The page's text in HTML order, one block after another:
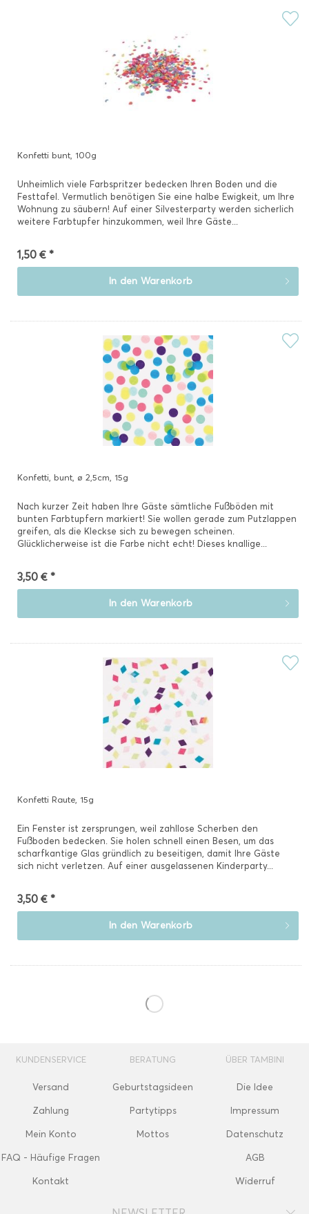
Konfetti bunt, 100g
Unheimlich viele Farbspritzer bedecken Ihren Boden und die
Festtafel. Vermutlich benötigen Sie eine halbe Ewigkeit, um Ihre
Wohnung zu säubern! Auf einer Silvesterparty werden sicherlich
weitere Farbtupfer hinzukommen, weil Ihre Gäste...
1,50 € *
In den Warenkorb
Konfetti, bunt, ø 2,5cm, 15g
Nach kurzer Zeit haben Ihre Gäste sämtliche Fußböden mit
bunten Farbtupfern markiert! Sie wollen gerade zum Putzlappen
greifen, als die Kleckse sich zu bewegen scheinen.
Glücklicherweise ist die Farbe nicht echt! Dieses knallige...
3,50 € *
In den Warenkorb
Konfetti Raute, 15g
Ein Fenster ist zersprungen, weil zahllose Scherben den
Fußboden bedecken. Sie holen schnell einen Besen, um das
scharfkantige Glas gründlich zu beseitigen, damit Ihre Gäste
sich nicht verletzen. Auf einer ausgelassenen Kinderparty...
3,50 € *
In den Warenkorb
KUNDENSERVICE
Versand
Zahlung
Mein Konto
FAQ - Häufige Fragen
Kontakt
BERATUNG
Geburtstagsideen
Partytipps
Mottos
ÜBER TAMBINI
Die Idee
Impressum
Datenschutz
AGB
Widerruf